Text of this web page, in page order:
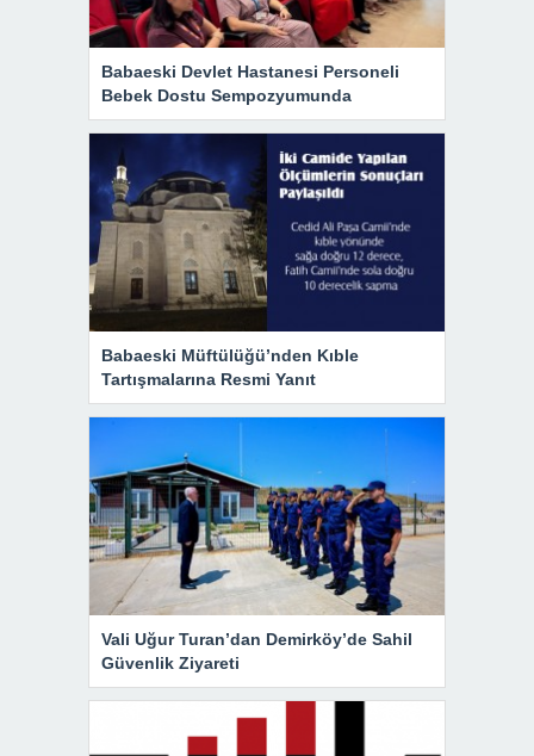
Babaeski Devlet Hastanesi Personeli
Bebek Dostu Sempozyumunda
Babaeski Müftülüğü’nden Kıble
Tartışmalarına Resmi Yanıt
Vali Uğur Turan’dan Demirköy’de Sahil
Güvenlik Ziyareti